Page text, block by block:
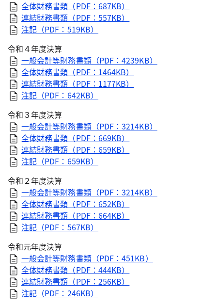
全体財務書類（PDF：687KB）
連結財務書類（PDF：557KB）
注記（PDF：519KB）
令和４年度決算
一般会計等財務書類（PDF：4239KB）
全体財務書類（PDF：1464KB）
連結財務書類（PDF：1177KB）
注記（PDF：642KB）
令和３年度決算
一般会計等財務書類（PDF：3214KB）
全体財務書類（PDF：669KB）
連結財務書類（PDF：659KB）
注記（PDF：659KB）
令和２年度決算
一般会計等財務書類（PDF：3214KB）
全体財務書類（PDF：652KB）
連結財務書類（PDF：664KB）
注記（PDF：567KB）
令和元年度決算
一般会計等財務書類（PDF：451KB）
全体財務書類（PDF：444KB）
連結財務書類（PDF：256KB）
注記（PDF：246KB）